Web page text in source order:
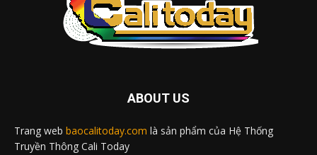
ABOUT US
Trang web baocalitoday.com là sản phẩm của Hệ Thống
Truyền Thông Cali Today